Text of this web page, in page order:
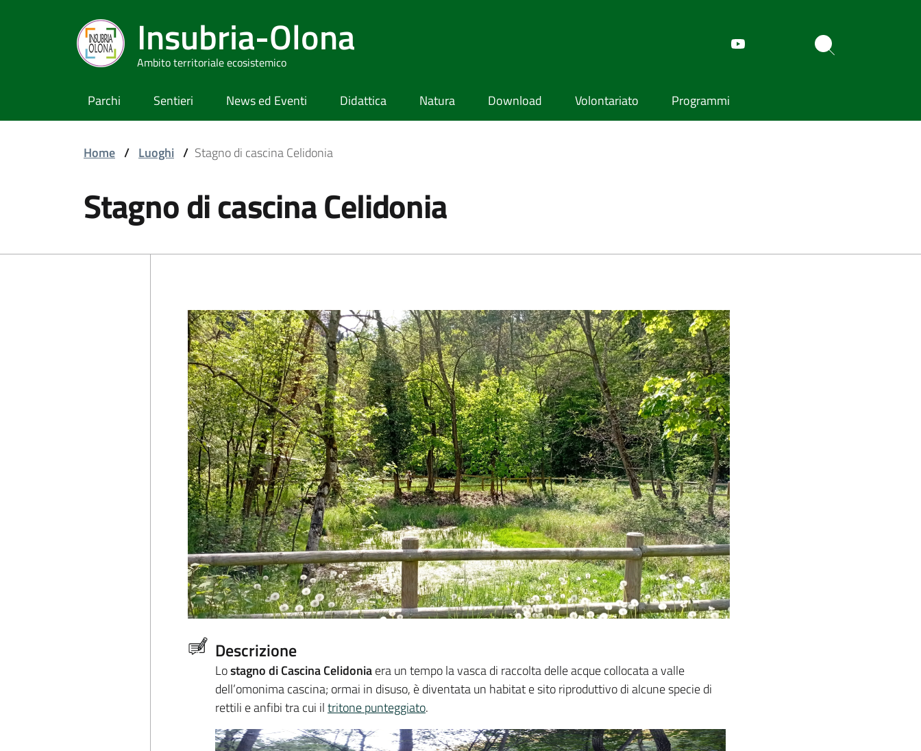
Insubria-Olona
Ambito territoriale ecosistemico
Parchi Sentieri News ed Eventi Didattica Natura Download Volontariato Programmi
Home / Luoghi / Stagno di cascina Celidonia
Stagno di cascina Celidonia
Descrizione
Lostagno di Cascina Celidoniaera un tempo la vasca di raccolta delle acque collocata a valle
dell’omonima cascina; ormai in disuso, è diventata un habitat e sito riproduttivo di alcune specie di
rettili e anfibi tra cui iltritone punteggiato.